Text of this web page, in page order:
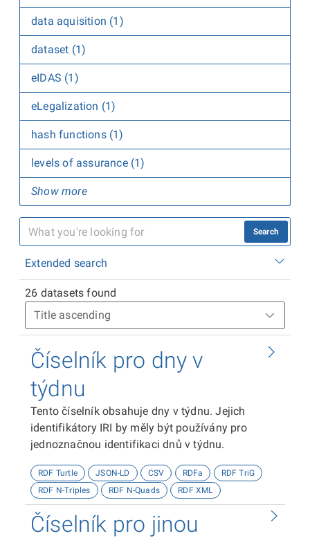
data aquisition (1)
dataset (1)
eIDAS (1)
eLegalization (1)
hash functions (1)
levels of assurance (1)
Show more
Search
Extended search
26 datasets found
Číselník pro dny v
týdnu
Tento číselník obsahuje dny v týdnu. Jejich
identifikátory IRI by měly být používány pro
jednoznačnou identifikaci dnů v týdnu.
RDF Turtle JSON-LD CSV RDFa
RDF TriG
RDF N-Triples
RDF N-Quads RDF XML
Číselník pro jinou